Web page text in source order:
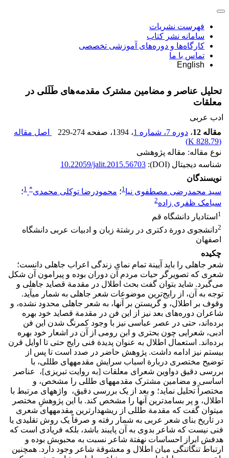
فهرست نشریات
سامانه نشر کتاب
کارگاه‌ها و دوره‌های آموزشی تخصصی
تماس با ما
English
تحلیل عناصر و مضامین مشترک مقدمه‌های طَلَلی در
معلقات
ادب عربی
مقاله 12
، دوره 7، شماره 1 ، 1394 ، صفحه 229-274
اصل مقاله
(
828.79 K
)
نوع مقاله: مقاله پژوهشی
شناسه دیجیتال (DOI):
10.22059/jalit.2015.56703
نویسندگان
سید محمدرضی مصطفوی نیا1؛ محمودرضا توکلی محمدی*
1؛
سیامک ظفری زاده2
1 استادیار دانشگاه قم
2دانشجوی دورة دکتری در رشتة زبان و ادبیات عربی دانشگاه
اصفهان
چکیده
شعر جاهلی را باید آیینة تمام نمای زندگی اعراب جاهلی دانست؛
شعری که تصویرگر حیات مردم آن دوران بوده و پیرامون آن شکل
می‌گیرد. شاید بتوان گفت بحث اطلال در مقدمة قصاید جاهلی و
توجه به آن، از رایج‌ترین موضوعات شعر جاهلی به شمار می­آید.
وقوف بر اطلال، و گریستن بر آنها، به شعر جاهلی محدود نشده، و
شاعران دوره‌های بعد نیز از این فن در مقدمة قصاید خود بهره
برده‌اند، حتی در عصر عباسی نیز با وجود کمرنگ شدن این فن
ادبی، شعرایی چون بحتری و ابن رومی از آن در اشعار خود بهره
برده‌اند. استعمال اطلال به عنوان پدیدة فنی رایج حتی تا اوایل قرن
بیستم نیز ادامه داشت. پژوهش حاضر در صدد است تا پس از
توضیح مختصری دربارة اسباب سرایش مقدمه­های طللی، با
بررسی دقیق دواوین شعرای معلقات [به روایت تبریزی]، عناصر
اساسی و مضامین مشترک مقدمه­های طللی را مشخص، و
مختصراً تحلیل نماید؛ و بعد از یک بررسی دقیق، واژه­های مرتبط با
اطلال، و پر بسامدترین آنها را مشخص کند. با این پژوهشِ مختصر
می­توان گفت که مقدمة طللی از ریشه­دارترین مقدمه­های شعری
در تاریخ بنای شعر عربی به شمار رفته و صرفاً یک روش تقلیدی یا
فنی نیست که شاعر بدوی به آن پایبند باشد، بلکه فریادی است که
هدفش ابراز احساسات نهفتة شاعر نسبت به محبوبش بوده و
ارتباط تنگاتنگی میان اطلال و معشوقة شاعر وجود دارد. همچنین